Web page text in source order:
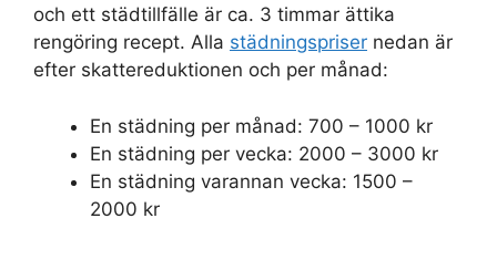
och ett städtillfälle är ca. 3 timmar ättika
rengöring recept. Alla städningspriser nedan är
efter skattereduktionen och per månad:
En städning per månad: 700 – 1000 kr
En städning per vecka: 2000 – 3000 kr
En städning varannan vecka: 1500 –
2000 kr